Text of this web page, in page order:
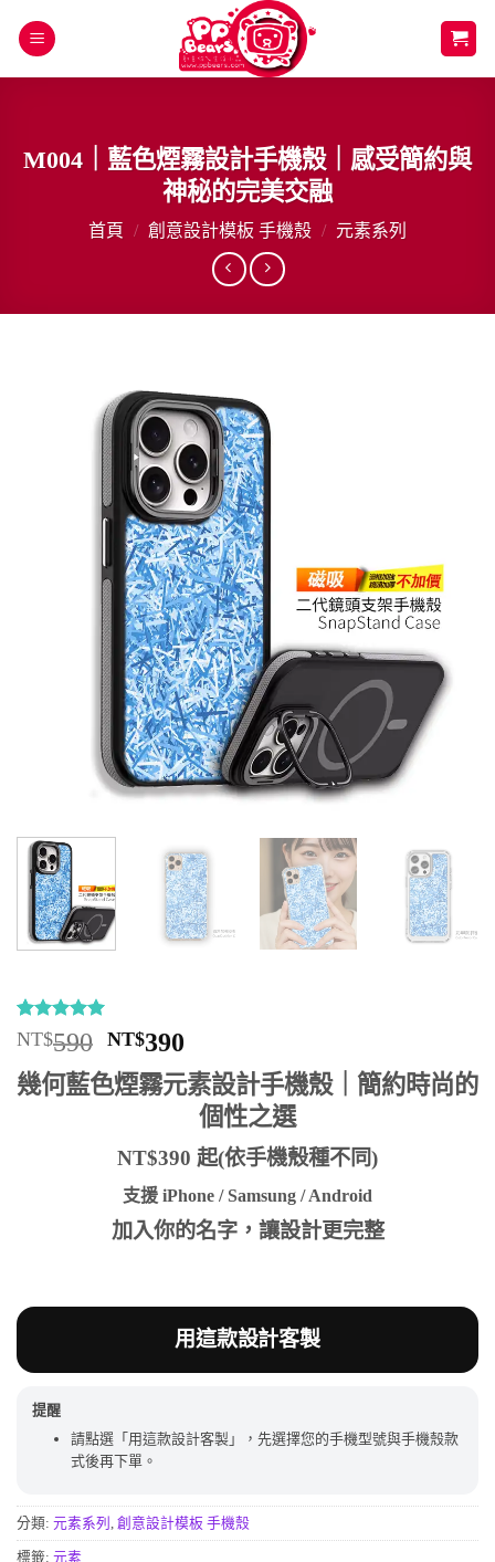
M004｜藍色煙霧設計手機殼｜感受簡約與
神秘的完美交融
首頁 / 創意設計模板 手機殼 / 元素系列
評分5/
5，已有
11
位
顧客進行評
分
NT$590 原
始
價
NT$590。
NT$390
前
價
格：
NT$390。
幾何藍色煙霧元素設計手機殼｜簡約時尚的
個性之選
NT$390 起(依手機殼種不同)
支援 iPhone / Samsung / Android
加入你的名字，讓設計更完整
用這款設計客製
提醒
請點選「用這款設計客製」，先選擇您的手機型號與手機殼款
式後再下單。
分類: 元素系列 創意設計模板 手機殼
標籤: 元素